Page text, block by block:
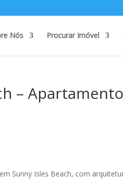
Nós Procurar Imóvel
–
Sunny Isles Beach, com